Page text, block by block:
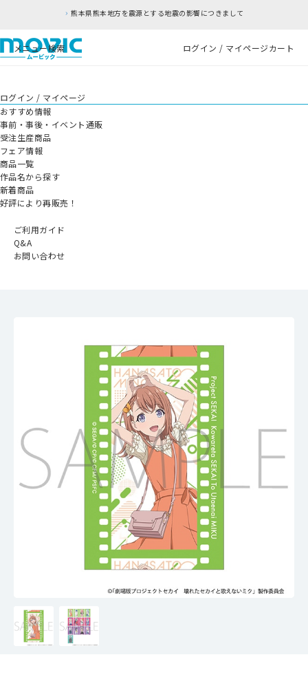
本地方を震源とする地震の影響につきまして
メニュー検索 ログイン / マイページカート
ログイン / マイページ
おすすめ情報
事前・事後・イベント通販
受注生産商品
フェア情報
商品一覧
作品名から探す
新着商品
好評により再販売！
ご利用ガイド
Q&A
お問い合わせ